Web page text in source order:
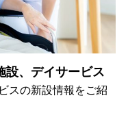
設、デイサービス
スの新設情報をご紹